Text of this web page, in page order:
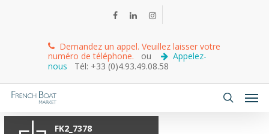
Demandez un appel. Veuillez laisser votre
numéro de téléphone. ou
Appelez-
nous
Tél: +33 (0)4.93.49.08.58
FK2_7378